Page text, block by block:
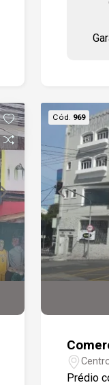
com
grande
Cód. 969
Prédio